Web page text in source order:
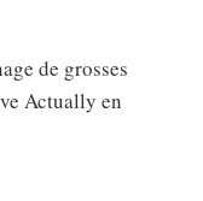
de grosses
Actually en